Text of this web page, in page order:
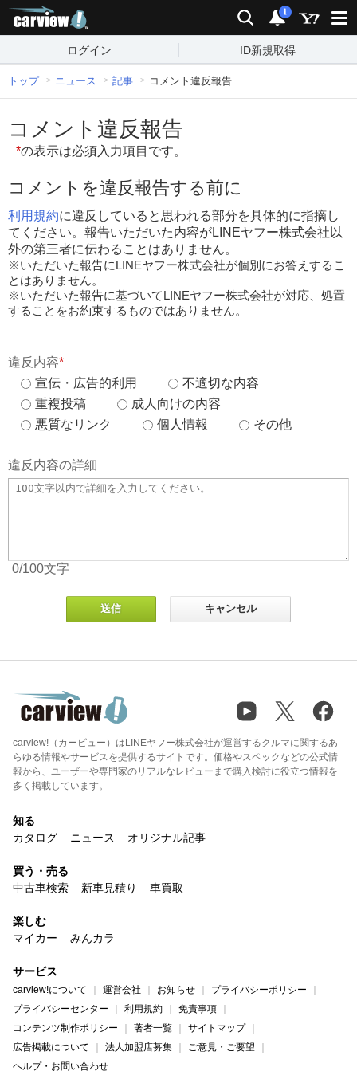
検索 通知
i
ログイン ID新規取得
トップ ニュース 記事 コメント違反報告
コメント違反報告
*の表示は必須入力項目です。
コメントを違反報告する前に
利用規約に違反していると思われる部分を具体的に指摘し
てください。報告いただいた内容がLINEヤフー株式会社以
外の第三者に伝わることはありません。
※いただいた報告にLINEヤフー株式会社が個別にお答えするこ
とはありません。
※いただいた報告に基づいてLINEヤフー株式会社が対応、処置
することをお約束するものではありません。
違反内容*
宣伝・広告的利用
不適切な内容
重複投稿
成人向けの内容
悪質なリンク
個人情報 その他
違反内容の詳細
0/100文字
carview!（カービュー）はLINEヤフー株式会社が運営するクルマに関するあ
らゆる情報やサービスを提供するサイトです。価格やスペックなどの公式情
報から、ユーザーや専門家のリアルなレビューまで購入検討に役立つ情報を
多く掲載しています。
知る
カタログ
ニュース オリジナル記事
買う・売る
中古車検索
新車見積り 車買取
楽しむ
マイカー
みんカラ
サービス
carview!について 運営会社 お知らせ
プライバシーポリシー
プライバシーセンター
利用規約
免責事項
コンテンツ制作ポリシー
著者一覧
サイトマップ
広告掲載について
法人加盟店募集
ご意見・ご要望
ヘルプ・お問い合わせ